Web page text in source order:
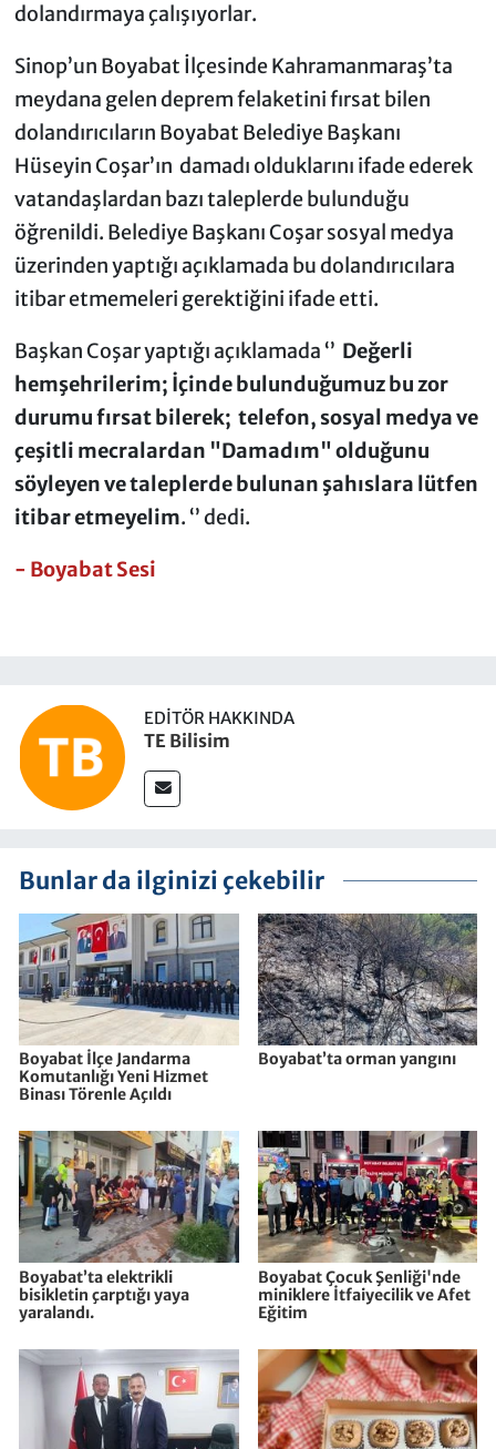
dolandırmaya çalışıyorlar.
Sinop’un Boyabat İlçesinde Kahramanmaraş’ta
meydana gelen deprem felaketini fırsat bilen
dolandırıcıların Boyabat Belediye Başkanı
Hüseyin Coşar’ın damadı olduklarını ifade ederek
vatandaşlardan bazı taleplerde bulunduğu
öğrenildi. Belediye Başkanı Coşar sosyal medya
üzerinden yaptığı açıklamada bu dolandırıcılara
itibar etmemeleri gerektiğini ifade etti.
Başkan Coşar yaptığı açıklamada ‘’ Değerli
hemşehrilerim; İçinde bulunduğumuz bu zor
durumu fırsat bilerek; telefon, sosyal medya ve
çeşitli mecralardan "Damadım" olduğunu
söyleyen ve taleplerde bulunan şahıslara lütfen
itibar etmeyelim. ‘’ dedi.
- Boyabat Sesi
EDITÖR HAKKINDA
TE Bilisim
Bunlar da ilginizi çekebilir
Boyabat İlçe Jandarma
Komutanlığı Yeni Hizmet
Binası Törenle Açıldı
Boyabat’ta orman yangını
Boyabat’ta elektrikli
bisikletin çarptığı yaya
yaralandı.
Boyabat Çocuk Şenliği'nde
miniklere İtfaiyecilik ve Afet
Eğitim